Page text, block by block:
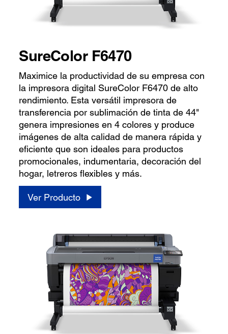
SureColor F6470
Maximice la productividad de su empresa con
la impresora digital SureColor F6470 de alto
rendimiento. Esta versátil impresora de
transferencia por sublimación de tinta de 44"
genera impresiones en 4 colores y produce
imágenes de alta calidad de manera rápida y
eficiente que son ideales para productos
promocionales, indumentaria, decoración del
hogar, letreros flexibles y más.
Ver Producto